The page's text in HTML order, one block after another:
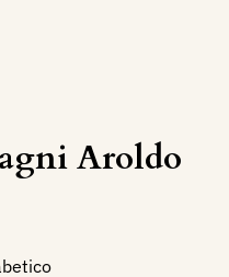
Aroldo